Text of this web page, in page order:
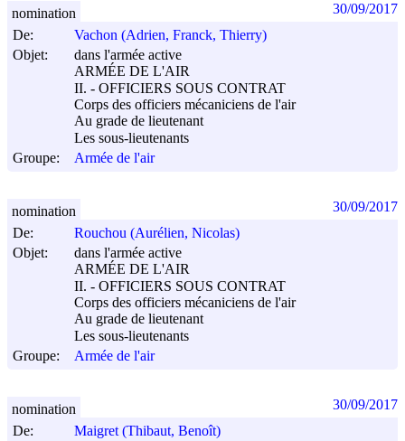
De:
Vachon (Adrien, Franck, Thierry)
Objet:
dans l'armée active
ARMÉE DE L'AIR
II. - OFFICIERS SOUS CONTRAT
Corps des officiers mécaniciens de l'air
Au grade de lieutenant
Les sous-lieutenants
Groupe:
Armée de l'air
nomination 30/09/2017
De:
Rouchou (Aurélien, Nicolas)
Objet:
dans l'armée active
ARMÉE DE L'AIR
II. - OFFICIERS SOUS CONTRAT
Corps des officiers mécaniciens de l'air
Au grade de lieutenant
Les sous-lieutenants
Groupe:
Armée de l'air
nomination 30/09/2017
De:
Maigret (Thibaut, Benoît)
nomination 30/09/2017